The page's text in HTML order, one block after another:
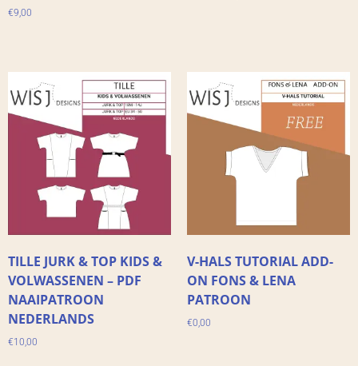
€9,00
TILLE JURK & TOP KIDS &
VOLWASSENEN – PDF
NAAIPATROON
NEDERLANDS
€10,00
V-HALS TUTORIAL ADD-
ON FONS & LENA
PATROON
€0,00